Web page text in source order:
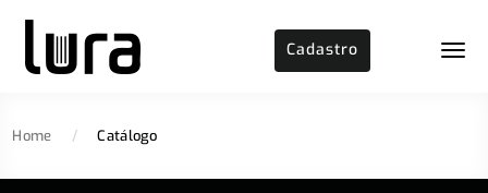
Cadastro
Home / Catálogo